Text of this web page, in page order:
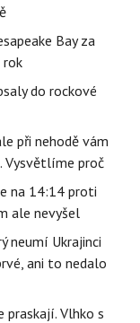
Bay za
do rockové
při nehodě vám
Vysvětlíme proč
na 14:14 proti
ale nevyšel
neumí Ukrajinci
ani to nedalo
praskají. Vlhko s